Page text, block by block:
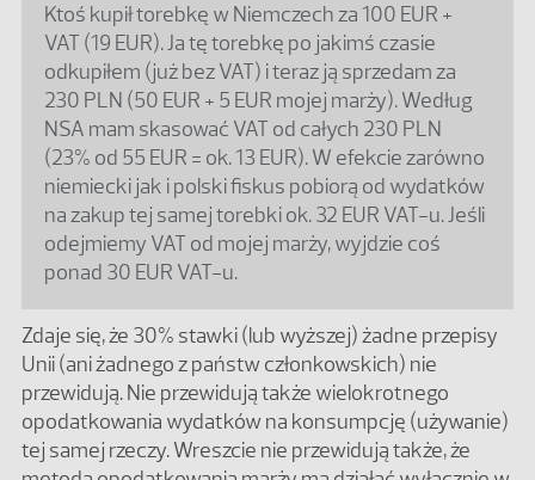
Ktoś kupił torebkę w Niemczech za 100 EUR +
VAT (19 EUR). Ja tę torebkę po jakimś czasie
odkupiłem (już bez VAT) i teraz ją sprzedam za
230 PLN (50 EUR + 5 EUR mojej marży). Według
NSA mam skasować VAT od całych 230 PLN
(23% od 55 EUR = ok. 13 EUR). W efekcie zarówno
niemiecki jak i polski fiskus pobiorą od wydatków
na zakup tej samej torebki ok. 32 EUR VAT-u. Jeśli
odejmiemy VAT od mojej marży, wyjdzie coś
ponad 30 EUR VAT-u.
Zdaje się, że 30% stawki (lub wyższej) żadne przepisy
Unii (ani żadnego z państw członkowskich) nie
przewidują. Nie przewidują także wielokrotnego
opodatkowania wydatków na konsumpcję (używanie)
tej samej rzeczy. Wreszcie nie przewidują także, że